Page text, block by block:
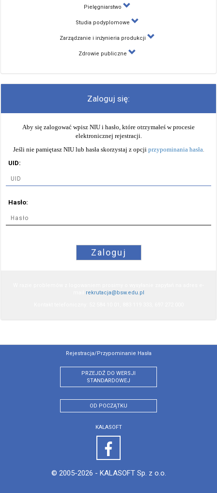
Pielęgniarstwo
Studia podyplomowe
Zarządzanie i inżynieria produkcji
Zdrowie publiczne
Zaloguj się:
Aby się zalogować wpisz NIU i hasło, które otrzymałeś w procesie
elektronicznej rejestracji.
Jeśli nie pamiętasz NIU lub hasła skorzystaj z opcji przypominania hasła.
UID:
Hasło:
Zaloguj
rekrutacja@bsw.edu.pl
Rejestracja/przypominanie Hasła
PRZEJDŹ DO WERSJI
STANDARDOWEJ
OD POCZĄTKU
KALASOFT
© 2005-2026 - KALASOFT Sp. z o.o.